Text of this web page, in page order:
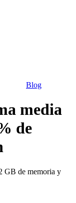
Blog
media
de
GB de memoria y